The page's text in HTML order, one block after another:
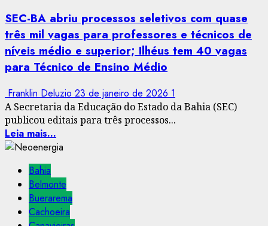
SEC-BA abriu processos seletivos com quase
três mil vagas para professores e técnicos de
níveis médio e superior; Ilhéus tem 40 vagas
para Técnico de Ensino Médio
Franklin Deluzio 23 de janeiro de 2026 1
A Secretaria da Educação do Estado da Bahia (SEC)
publicou editais para três processos...
Leia mais...
Bahia
Belmonte
Buerarema
Cachoeira